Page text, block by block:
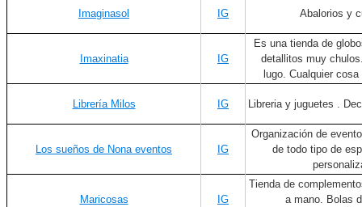
Imaginasol IG Abalorios y
Imaxinatia IG
Es una tienda de
detallitos muy
lugo. Cualquier
Librería Milos IG Libreria y juguetes .
Los sueños de Nona eventos IG
Organización de
de todo tipo de
Maricosas IG
Tienda de
a mano. Bolas